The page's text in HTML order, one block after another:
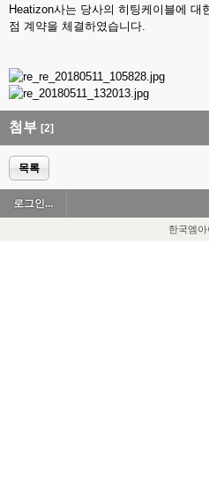
Heatizon사는 당사의 히팅케이블에 대
점 계약을 체결하였습니다.
첨부 [2]
목록
로그인...
한국엠아